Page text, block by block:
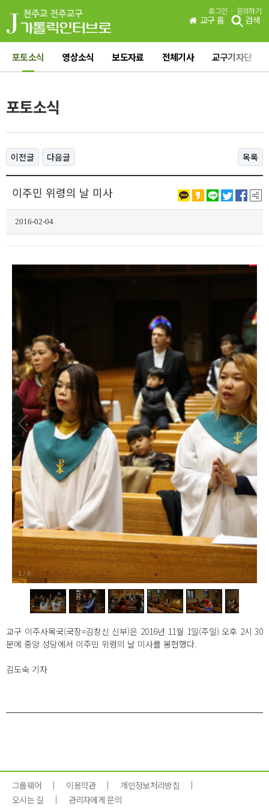
로그인 · 문의하기
교구 홈 검색
포토소식 영상소식 보도자료 전체기사 교구기자단
포토소식
이전글 다음글 목록
이주민 위령의 날 미사
2016-02-04
1 / 8
교구 이주사목국(국장=김창신 신부)은 2016년 11월 1일(주일) 오후 2시 30
분에 중앙 성당에서 이주민 위령의 날 미사를 봉헌했다.
김도숙 기자
그룹웨어 이용약관
개인정보처리방침
오시는 길
관리자에게 문의